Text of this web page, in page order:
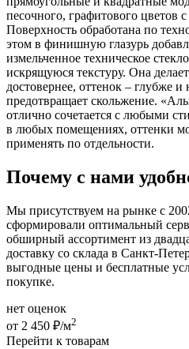
песочного, графитового
Поверхность обработана по
этом в финишную глазурь
измельченное техническое
искрящуюся текстуру. Она
достовернее, оттенок – глубже
предотвращает скольжение.
отлично сочетается с любыми
в любых помещениях, оттенки
применять по отдельности.
Почему с нами
Мы присутствуем на рынке с
сформировали оптимальный
обширный ассортимент из
доставку со склада в Санкт-
выгодные цены и бесплатные
покупке.
нет оценок
от 2 450 ₽/м2
Перейти к товарам